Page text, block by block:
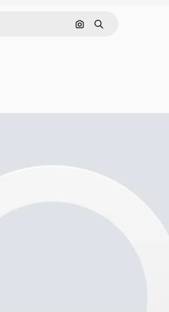
Rechercher par image
Rechercher